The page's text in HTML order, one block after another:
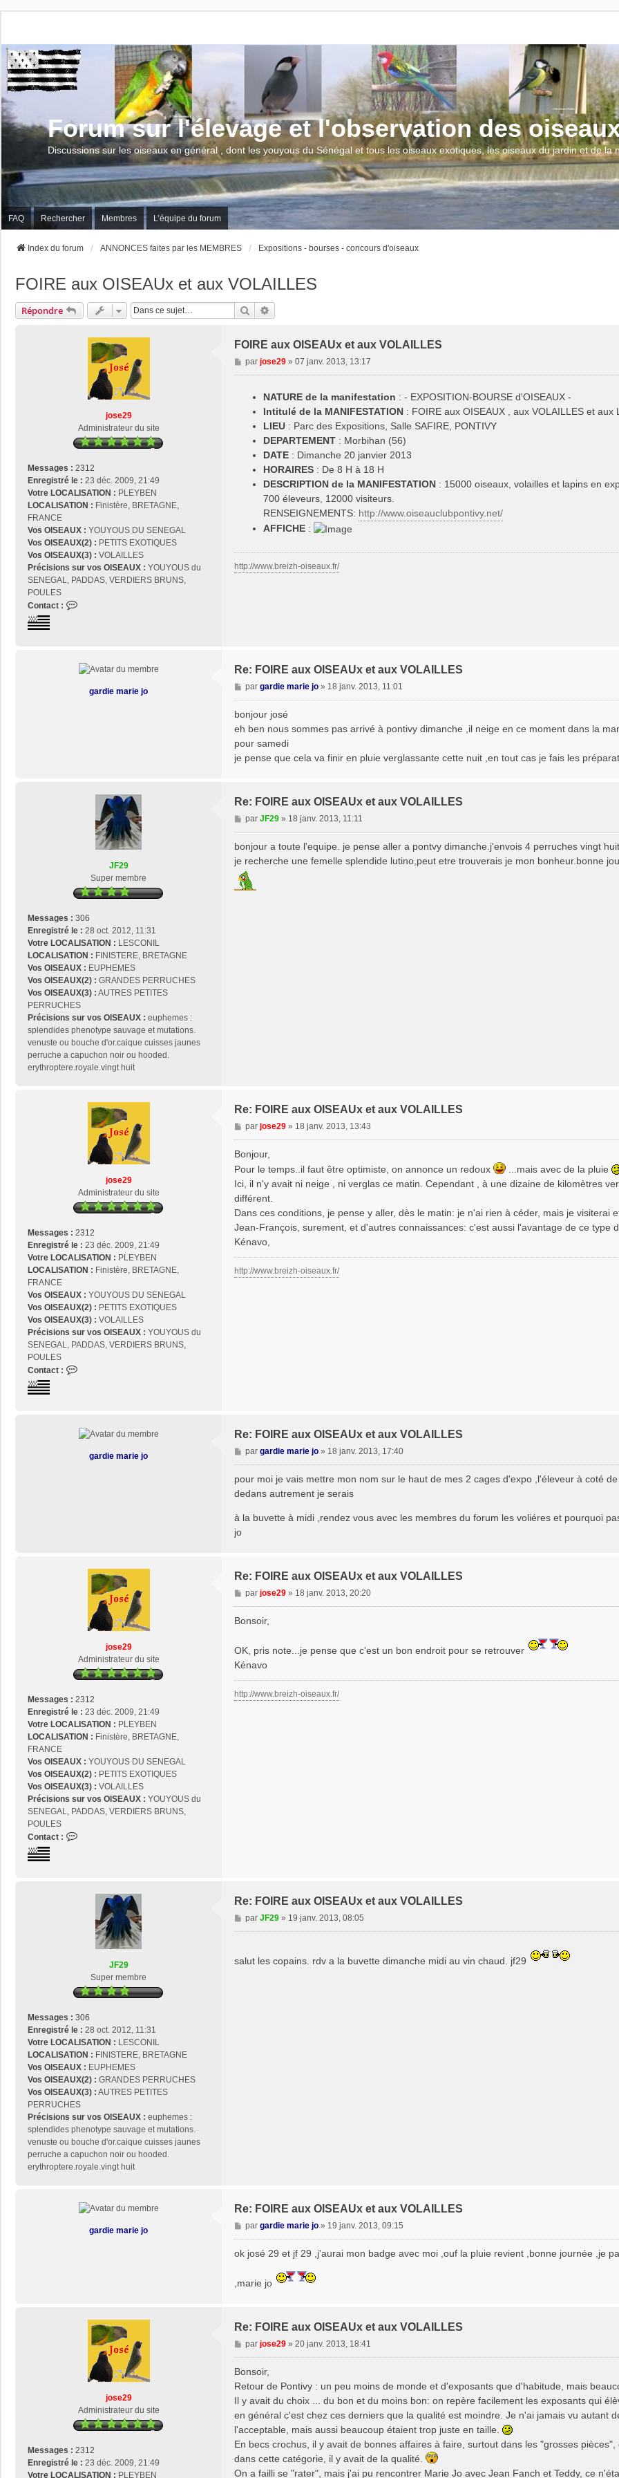
Forum sur l'élevage et l'observation des
Discussions sur les oiseaux en général , dont les youyous du Sénégal et tous les oiseaux exotiques, les oiseaux du jardin et de la
FAQ Rechercher Membres L’équipe du forum
Index du forum ANNONCES faites par les MEMBRES Expositions - bourses - concours d'oiseaux
FOIRE aux OISEAUx et aux VOLAILLES
Répondre Rechercher
jose29
Administrateur du site
Messages : 2312
Enregistré le : 23 déc. 2009, 21:49
Votre LOCALISATION : PLEYBEN
LOCALISATION : Finistère, BRETAGNE,
FRANCE
Vos OISEAUX : YOUYOUS DU SENEGAL
Vos OISEAUX(2) : PETITS EXOTIQUES
Vos OISEAUX(3) : VOLAILLES
Précisions sur vos OISEAUX : YOUYOUS du
SENEGAL, PADDAS, VERDIERS BRUNS,
POULES
Contact :
c
FOIRE aux OISEAUx et aux VOLAILLES
M
e
par jose29» 07 janv. 2013, 13:17
NATURE de la manifestation : - EXPOSITION-BOURSE d'OISEAUX -
Intitulé de la MANIFESTATION : FOIRE aux OISEAUX , aux VOLAILLES et aux
LIEU : Parc des Expositions, Salle SAFIRE, PONTIVY
DEPARTEMENT : Morbihan (56)
DATE : Dimanche 20 janvier 2013
HORAIRES : De 8 H à 18 H
DESCRIPTION de la MANIFESTATION : 15000 oiseaux, volailles et lapins en
700 éleveurs, 12000 visiteurs.
RENSEIGNEMENTS: http://www.oiseauclubpontivy.net/
AFFICHE :
http://www.breizh-oiseaux.fr/
gardie marie jo
Re: FOIRE aux OISEAUx et aux VOLAILLES
M
e
a
g
e
par gardie marie jo» 18 janv. 2013, 11:01
bonjour josé
eh ben nous sommes pas arrivé à pontivy dimanche ,il neige en ce moment dans la
pour samedi
je pense que cela va finir en pluie verglassante cette nuit ,en tout cas je fais les
JF29
Super membre
Messages : 306
Enregistré le : 28 oct. 2012, 11:31
Votre LOCALISATION : LESCONIL
LOCALISATION : FINISTERE, BRETAGNE
Vos OISEAUX : EUPHEMES
Vos OISEAUX(2) : GRANDES PERRUCHES
Vos OISEAUX(3) : AUTRES PETITES
PERRUCHES
Précisions sur vos OISEAUX : euphemes :
splendides phenotype sauvage et mutations.
venuste ou bouche d'or.caique cuisses jaunes
perruche a capuchon noir ou hooded.
erythroptere.royale.vingt huit
Re: FOIRE aux OISEAUx et aux VOLAILLES
M
e
a
g
e
par JF29» 18 janv. 2013, 11:11
bonjour a toute l'equipe. je pense aller a pontvy dimanche.j'envois 4 perruches vingt
je recherche une femelle splendide lutino,peut etre trouverais je mon bonheur.bonne
jose29
Administrateur du site
Messages : 2312
Enregistré le : 23 déc. 2009, 21:49
Votre LOCALISATION : PLEYBEN
LOCALISATION : Finistère, BRETAGNE,
FRANCE
Vos OISEAUX : YOUYOUS DU SENEGAL
Vos OISEAUX(2) : PETITS EXOTIQUES
Vos OISEAUX(3) : VOLAILLES
Précisions sur vos OISEAUX : YOUYOUS du
SENEGAL, PADDAS, VERDIERS BRUNS,
POULES
Contact :
c
Re: FOIRE aux OISEAUx et aux VOLAILLES
M
e
a
g
e
par jose29» 18 janv. 2013, 13:43
Bonjour,
Pour le temps..il faut être optimiste, on annonce un redoux
...mais avec de la pluie
Ici, il n'y avait ni neige , ni verglas ce matin. Cependant , à une dizaine de kilomètres
différent.
Dans ces conditions, je pense y aller, dès le matin: je n'ai rien à céder, mais je visiterai
Jean-François, surement, et d'autres connaissances: c'est aussi l'avantage de ce type
Kénavo,
http://www.breizh-oiseaux.fr/
gardie marie jo
Re: FOIRE aux OISEAUx et aux VOLAILLES
M
e
a
g
par gardie marie jo» 18 janv. 2013, 17:40
pour moi je vais mettre mon nom sur le haut de mes 2 cages d'expo ,l'éleveur à coté
dedans autrement je serais
à la buvette à midi ,rendez vous avec les membres du forum les voliéres et pourquoi
jo
jose29
Administrateur du site
Messages : 2312
Enregistré le : 23 déc. 2009, 21:49
Votre LOCALISATION : PLEYBEN
LOCALISATION : Finistère, BRETAGNE,
FRANCE
Vos OISEAUX : YOUYOUS DU SENEGAL
Vos OISEAUX(2) : PETITS EXOTIQUES
Vos OISEAUX(3) : VOLAILLES
Précisions sur vos OISEAUX : YOUYOUS du
SENEGAL, PADDAS, VERDIERS BRUNS,
POULES
Contact :
e
2
Re: FOIRE aux OISEAUx et aux VOLAILLES
M
e
g
e
par jose29» 18 janv. 2013, 20:20
Bonsoir,
OK, pris note...je pense que c'est un bon endroit pour se retrouver
Kénavo
http://www.breizh-oiseaux.fr/
JF29
Super membre
Messages : 306
Enregistré le : 28 oct. 2012, 11:31
Votre LOCALISATION : LESCONIL
LOCALISATION : FINISTERE, BRETAGNE
Vos OISEAUX : EUPHEMES
Vos OISEAUX(2) : GRANDES PERRUCHES
Vos OISEAUX(3) : AUTRES PETITES
PERRUCHES
Précisions sur vos OISEAUX : euphemes :
splendides phenotype sauvage et mutations.
venuste ou bouche d'or.caique cuisses jaunes
perruche a capuchon noir ou hooded.
erythroptere.royale.vingt huit
Re: FOIRE aux OISEAUx et aux VOLAILLES
M
e
a
par JF29» 19 janv. 2013, 08:05
salut les copains. rdv a la buvette dimanche midi au vin chaud. jf29
gardie marie jo
Re: FOIRE aux OISEAUx et aux VOLAILLES
M
e
g
par gardie marie jo» 19 janv. 2013, 09:15
ok josé 29 et jf 29 ,j'aurai mon badge avec moi ,ouf la pluie revient ,bonne journée ,je
,marie jo
jose29
Administrateur du site
Messages : 2312
Enregistré le : 23 déc. 2009, 21:49
Votre LOCALISATION : PLEYBEN
Re: FOIRE aux OISEAUx et aux VOLAILLES
M
e
a
g
e
par jose29» 20 janv. 2013, 18:41
Bonsoir,
Retour de Pontivy : un peu moins de monde et d'exposants que d'habitude, mais
Il y avait du choix ... du bon et du moins bon: on repère facilement les exposants qui
en général c'est chez ces derniers que la qualité est moindre. Je n'ai jamais vu autant
l'acceptable, mais aussi beaucoup étaient trop juste en taille.
En becs crochus, il y avait de bonnes affaires à faire, surtout dans les "grosses
dans cette catégorie, il y avait de la qualité.
On a failli se "rater", mais j'ai pu rencontrer Marie Jo avec Jean Fanch et Teddy, ce